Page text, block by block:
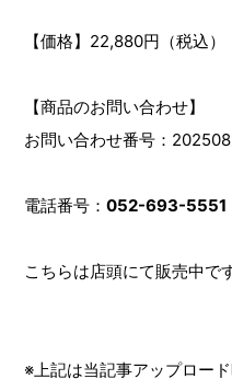
【価格】22,880円（税込）
【商品のお問い合わせ】
お問い合わせ番号：
電話番号：052-693-5551
こちらは店頭にて販売中で
※上記は当記事アップロード